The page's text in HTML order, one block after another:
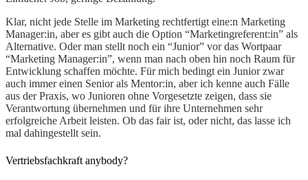
Klar, nicht jede Stelle im Marketing rechtfertigt eine:n Marketing
Manager:in, aber es gibt auch die Option “Marketingreferent:in” als
Alternative. Oder man stellt noch ein “Junior” vor das Wortpaar
“Marketing Manager:in”, wenn man nach oben hin noch Raum für
Entwicklung schaffen möchte. Für mich bedingt ein Junior zwar
auch immer einen Senior als Mentor:in, aber ich kenne auch Fälle
aus der Praxis, wo Junioren ohne Vorgesetzte zeigen, dass sie
Verantwortung übernehmen und für ihre Unternehmen sehr
erfolgreiche Arbeit leisten. Ob das fair ist, oder nicht, das lasse ich
mal dahingestellt sein.
Vertriebsfachkraft anybody?